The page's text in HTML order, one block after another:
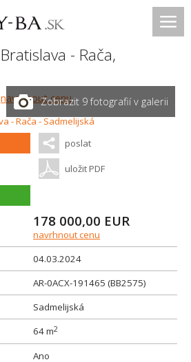
Bratislava - Rača,
navrhnout cenuZobrazit 9 fotografií v galerii
poslat
uložit PDF
178 000,00 EUR
navrhnout cenu
04.03.2024
AR-0ACX-191465 (BB2575)
Sadmelijská
64 m2
Ano